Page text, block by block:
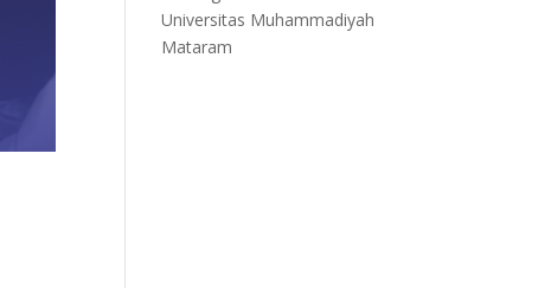
Universitas Muhammadiyah
Mataram